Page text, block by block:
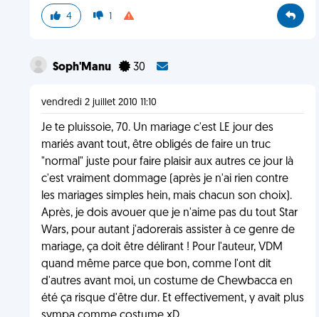
4 1
Soph'Manu 30
vendredi 2 juillet 2010 11:10
Je te pluissoie, 70. Un mariage c'est LE jour des
mariés avant tout, être obligés de faire un truc
"normal" juste pour faire plaisir aux autres ce jour là
c'est vraiment dommage (après je n'ai rien contre
les mariages simples hein, mais chacun son choix).
Après, je dois avouer que je n'aime pas du tout Star
Wars, pour autant j'adorerais assister à ce genre de
mariage, ça doit être délirant ! Pour l'auteur, VDM
quand même parce que bon, comme l'ont dit
d'autres avant moi, un costume de Chewbacca en
été ça risque d'être dur. Et effectivement, y avait plus